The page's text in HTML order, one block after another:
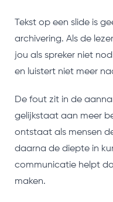
Tekst op een slide is
archivering. Als de
jou als spreker niet
en luistert niet meer
De fout zit in de
gelijkstaat aan meer
ontstaat als mensen
daarna de diepte in
communicatie helpt
maken.